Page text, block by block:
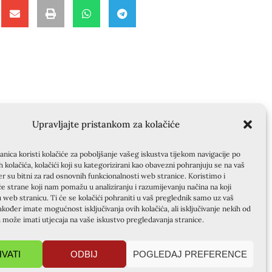
Upravljajte pristankom za kolačiće
koristi kolačiće za poboljšanje vašeg iskustva tijekom navigacije po
kolačića, kolačići koji su kategorizirani kao obavezni pohranjuju se na vaš
su bitni za rad osnovnih funkcionalnosti web stranice. Koristimo i
strane koji nam pomažu u analiziranju i razumijevanju načina na koji
stranicu. Ti će se kolačići pohraniti u vaš preglednik samo uz vaš
imate mogućnost isključivanja ovih kolačića, ali isključivanje nekih od
može imati utjecaja na vaše iskustvo pregledavanja stranice.
ODBIJ POGLEDAJ PREFERENCE